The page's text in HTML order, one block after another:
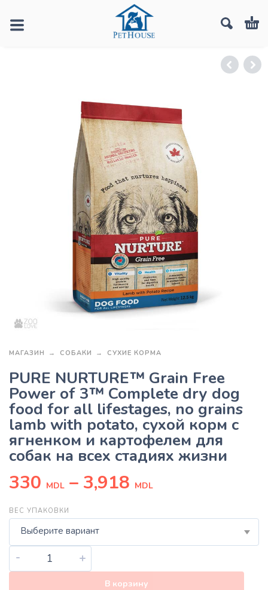
МАГАЗИН СОБАКИ СУХИЕ КОРМА
PURE NURTURE™ Grain Free
Power of 3™ Complete dry dog
food for all lifestages, no grains
lamb with potato, сухой корм с
ягненком и картофелем для
собак на всех стадиях жизни
330 MDL – 3,918 MDL
ВЕС УПАКОВКИ
Выберите вариант
- +
В корзину